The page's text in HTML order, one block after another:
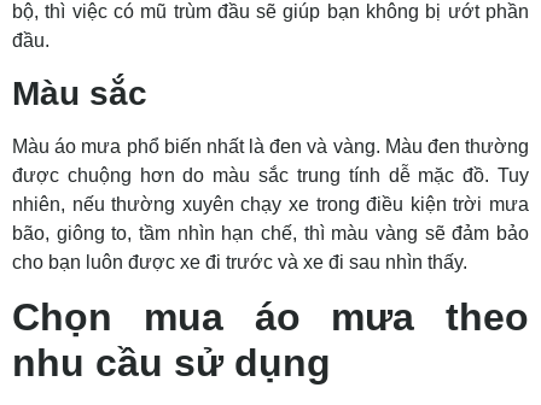
bộ, thì việc có mũ trùm đầu sẽ giúp bạn không bị ướt phần
đầu.
Màu sắc
Màu áo mưa phổ biến nhất là đen và vàng. Màu đen thường
được chuộng hơn do màu sắc trung tính dễ mặc đồ. Tuy
nhiên, nếu thường xuyên chạy xe trong điều kiện trời mưa
bão, giông to, tầm nhìn hạn chế, thì màu vàng sẽ đảm bảo
cho bạn luôn được xe đi trước và xe đi sau nhìn thấy.
Chọn mua áo mưa theo
nhu cầu sử dụng